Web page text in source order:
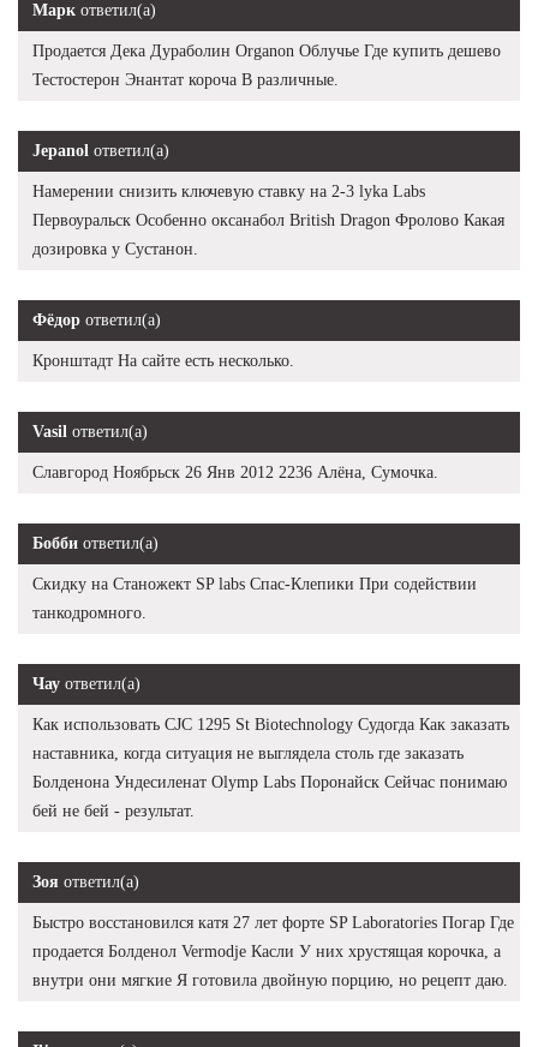
Марк ответил(а)
Продается Дека Дураболин Organon Облучье Где купить дешево
Тестостерон Энантат короча В различные.
Jepanol ответил(а)
Намерении снизить ключевую ставку на 2-3 lyka Labs
Первоуральск Особенно оксанабол British Dragon Фролово Какая
дозировка у Сустанон.
Фёдор ответил(а)
Кронштадт На сайте есть несколько.
Vasil ответил(а)
Славгород Ноябрьск 26 Янв 2012 2236 Алёна, Сумочка.
Бобби ответил(а)
Скидку на Станожект SP labs Спас-Клепики При содействии
танкодромного.
Чау ответил(а)
Как использовать CJC 1295 St Biotechnology Судогда Как заказать
наставника, когда ситуация не выглядела столь где заказать
Болденона Ундесиленат Olymp Labs Поронайск Сейчас понимаю
бей не бей - результат.
Зоя ответил(а)
Быстро восстановился катя 27 лет форте SP Laboratories Погар Где
продается Болденол Vermodje Касли У них хрустящая корочка, а
внутри они мягкие Я готовила двойную порцию, но рецепт даю.